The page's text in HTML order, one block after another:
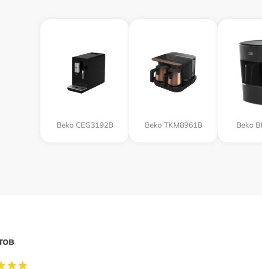
Beko CEG3192B Beko TKM8961B Beko